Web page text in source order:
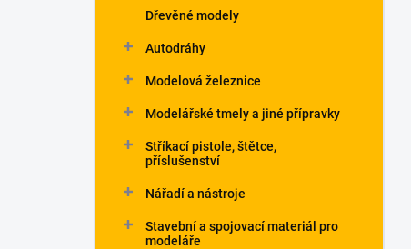
Dřevěné modely
Autodráhy
Modelová železnice
Modelářské tmely a jiné přípravky
Stříkací pistole, štětce,
příslušenství
Nářadí a nástroje
Stavební a spojovací materiál pro
modeláře